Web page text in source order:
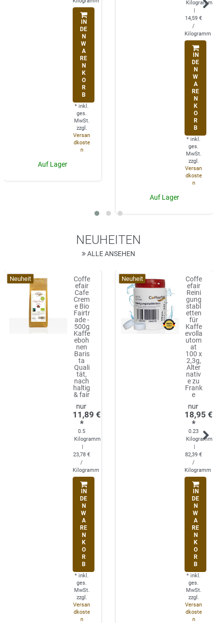
IN
DE
N
W
A
RE
N
K
O
R
B
* inkl.
ges.
MwSt.
zzgl.
Versan
dkoste
n
Auf Lager
Kilogramm
|
14,59 €
/
Kilogramm
IN
DE
N
W
A
RE
N
K
O
R
B
* inkl.
ges.
MwSt.
zzgl.
Versan
dkoste
n
Auf Lager
NEUHEITEN
ALLE ANSEHEN
Neuheit
Coffe
efair
Cafe
Crem
e Bio
Fairtr
ade -
500g
Kaffe
eboh
nen
Baris
ta
Quali
tät,
nach
haltig
& fair
11,89 €
*
0.5
Kilogramm
|
23,78 €
/
Kilogramm
IN
DE
N
W
A
RE
N
K
O
R
B
* inkl.
ges.
MwSt.
zzgl.
Versan
dkoste
n
Neuheit
Coffe
efair
Reini
gung
stabl
etten
für
Kaffe
evolla
utom
at
100 x
2,3g,
Alter
nativ
e zu
Frank
e
18,95 €
*
0.23
Kilogramm
|
82,39 €
/
Kilogramm
IN
DE
N
W
A
RE
N
K
O
R
B
* inkl.
ges.
MwSt.
zzgl.
Versan
dkoste
n